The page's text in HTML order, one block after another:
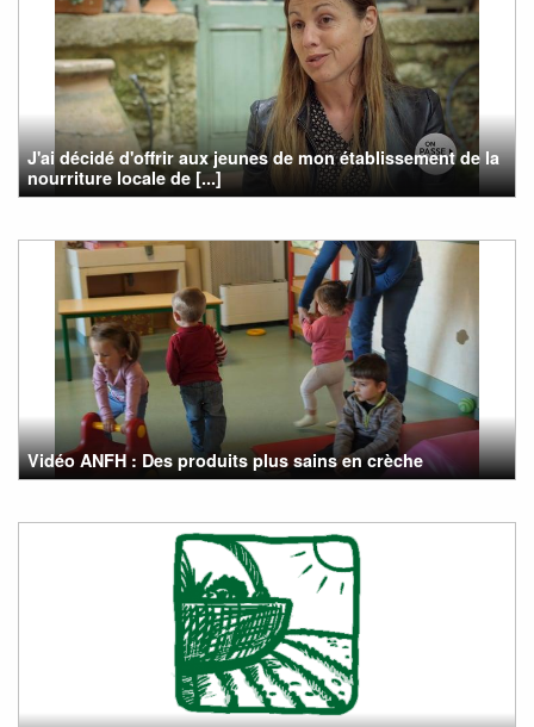
J'ai décidé d'offrir aux jeunes de mon établissement de la
nourriture locale de [...]
Vidéo ANFH : Des produits plus sains en crèche